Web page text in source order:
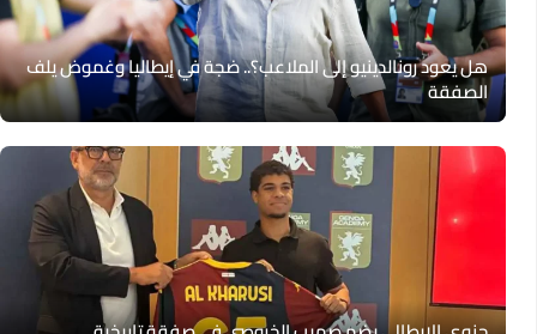
هل يعود رونالدينيو إلى الملاعب؟.. ضجة في إيطاليا وغموض يلف
الصفقة